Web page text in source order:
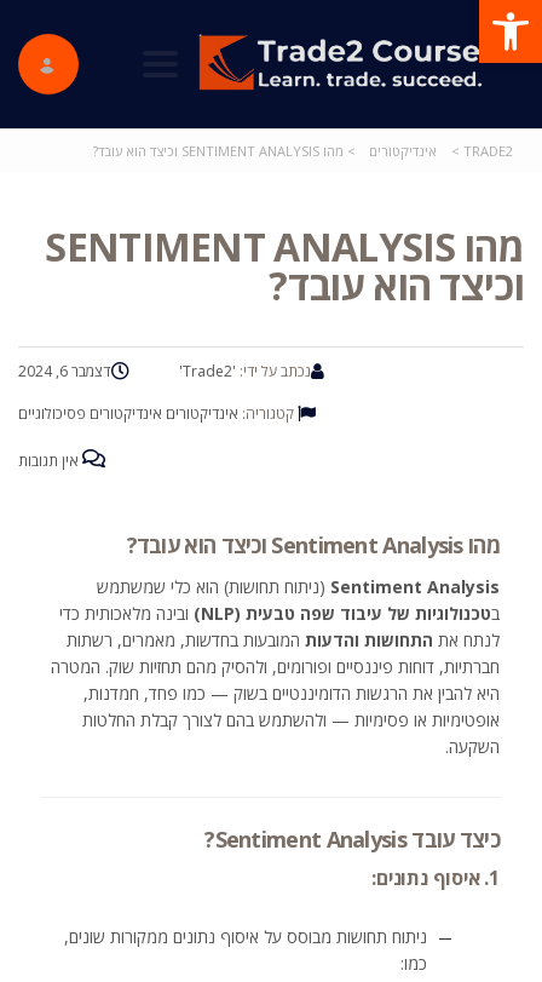
navigation
TRADE2
> אינדיקטורים > מהו SENTIMENT ANALYSIS וכיצד הוא עובד?
מהו SENTIMENT ANALYSIS
וכיצד הוא עובד?
דצמבר 6, 2024 נכתב על ידי: 'Trade2'
קטגוריה: אינדיקטורים אינדיקטורים פסיכולוגיים
אין תגובות
מהו Sentiment Analysis וכיצד הוא עובד?
Sentiment Analysis (ניתוח תחושות) הוא כלי שמשתמש
בטכנולוגיות של עיבוד שפה טבעית (NLP)
ובינה מלאכותית כדי
לנתח את התחושות והדעות המובעות בחדשות, מאמרים, רשתות
חברתיות, דוחות פיננסיים ופורומים, ולהסיק מהם תחזיות שוק. המטרה
היא להבין את הרגשות הדומיננטיים בשוק — כמו פחד, חמדנות,
אופטימיות או פסימיות — ולהשתמש בהם לצורך קבלת החלטות
השקעה.
כיצד עובד Sentiment Analysis?
1. איסוף נתונים:
ניתוח תחושות מבוסס על איסוף נתונים ממקורות שונים,
כמו: